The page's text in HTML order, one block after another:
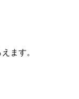
ます。